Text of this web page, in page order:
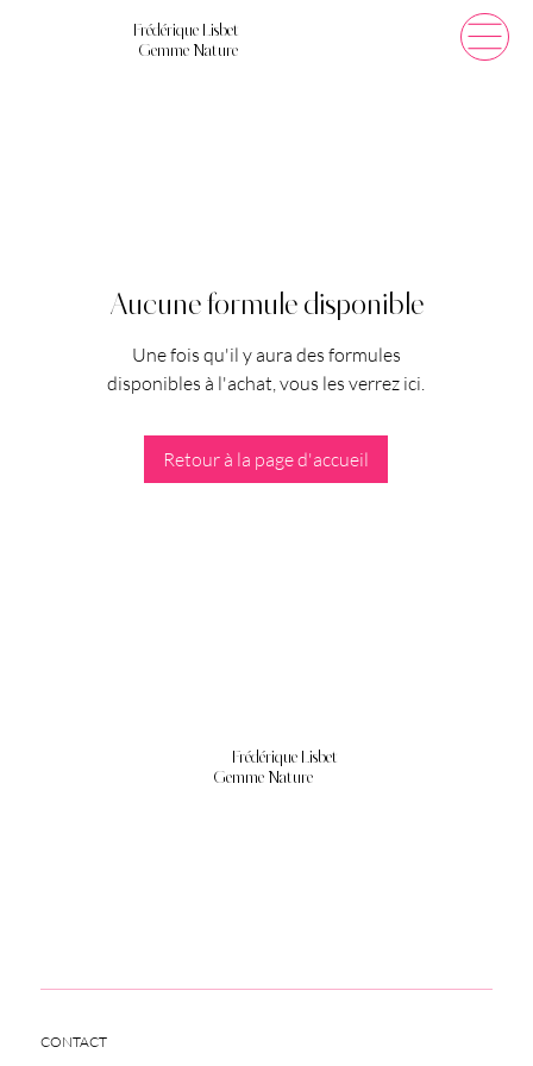
Frédérique Lisbet
Gemme Nature
Frédérique Lisbet
Gemme Nature
CONTACT
Aucune formule disponible
Une fois qu'il y aura des formules
disponibles à l'achat, vous les verrez ici.
Retour à la page d'accueil